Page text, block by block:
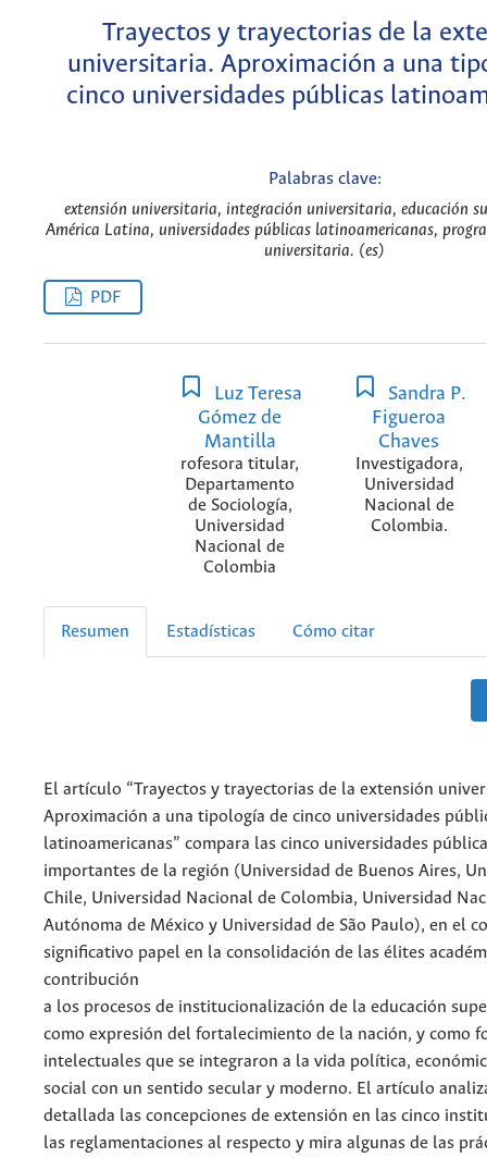
Trayectos y trayectorias de la
universitaria. Aproximación a una
cinco universidades públicas
Palabras clave:
extensión universitaria, integración universitaria, educación
América Latina, universidades públicas latinoamericanas,
universitaria. (es)
PDF
Luz Teresa
Gómez de
Mantilla
rofesora titular,
Departamento
de Sociología,
Universidad
Nacional de
Colombia
Sandra P.
Figueroa
Chaves
Investigadora,
Universidad
Nacional de
Colombia.
Resumen Estadísticas Cómo citar
El artículo “Trayectos y trayectorias de la extensión
Aproximación a una tipología de cinco universidades
latinoamericanas” compara las cinco universidades
importantes de la región (Universidad de Buenos Aires,
Chile, Universidad Nacional de Colombia, Universidad
Autónoma de México y Universidad de São Paulo), en el
significativo papel en la consolidación de las élites
contribución
a los procesos de institucionalización de la educación
como expresión del fortalecimiento de la nación, y como
intelectuales que se integraron a la vida política,
social con un sentido secular y moderno. El artículo
detallada las concepciones de extensión en las cinco
las reglamentaciones al respecto y mira algunas de las